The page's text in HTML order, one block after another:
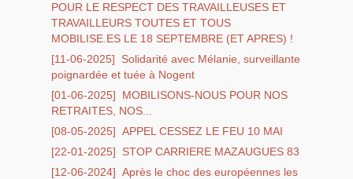
POUR LE RESPECT DES TRAVAILLEUSES ET
TRAVAILLEURS TOUTES ET TOUS
MOBILISE.ES LE 18 SEPTEMBRE (ET APRES) !
[11-06-2025]
Solidarité avec Mélanie, surveillante
poignardée et tuée à Nogent
[01-06-2025]
MOBILISONS-NOUS POUR NOS
RETRAITES, NOS...
[08-05-2025] APPEL CESSEZ LE FEU 10 MAI
[22-01-2025]
STOP CARRIERE MAZAUGUES 83
[12-06-2024] Après le choc des européennes les